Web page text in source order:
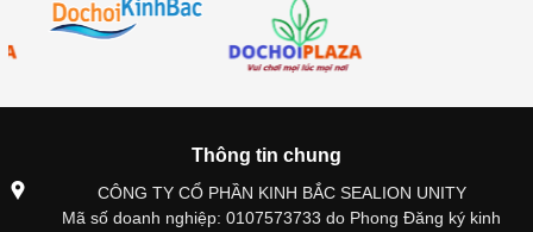
Thông tin chung
CÔNG TY CỔ PHẦN KINH BẮC SEALION UNITY
Mã số doanh nghiệp: 0107573733 do Phong Đăng ký kinh